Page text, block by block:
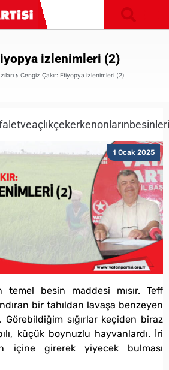
izlenimleri (2)
Cengiz Çakır: Etiyopya izlenimleri (2)
1 Ocak 2025
temel besin maddesi mısır. Teff
bir tahıldan lavaşa benzeyen
Görebildiğim sığırlar keçiden biraz
küçük boynuzlu hayvanlardı. İri
içine girerek yiyecek bulması